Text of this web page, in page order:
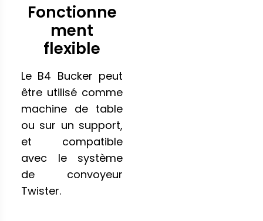
Fonctionne
ment
flexible
Le B4 Bucker peut
être utilisé comme
machine de table
ou sur un support,
et compatible
avec le système
de convoyeur
Twister.